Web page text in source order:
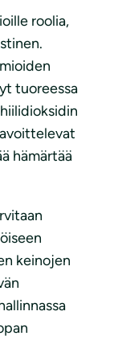
roolia,
tuoreessa
hämärtää
keinojen